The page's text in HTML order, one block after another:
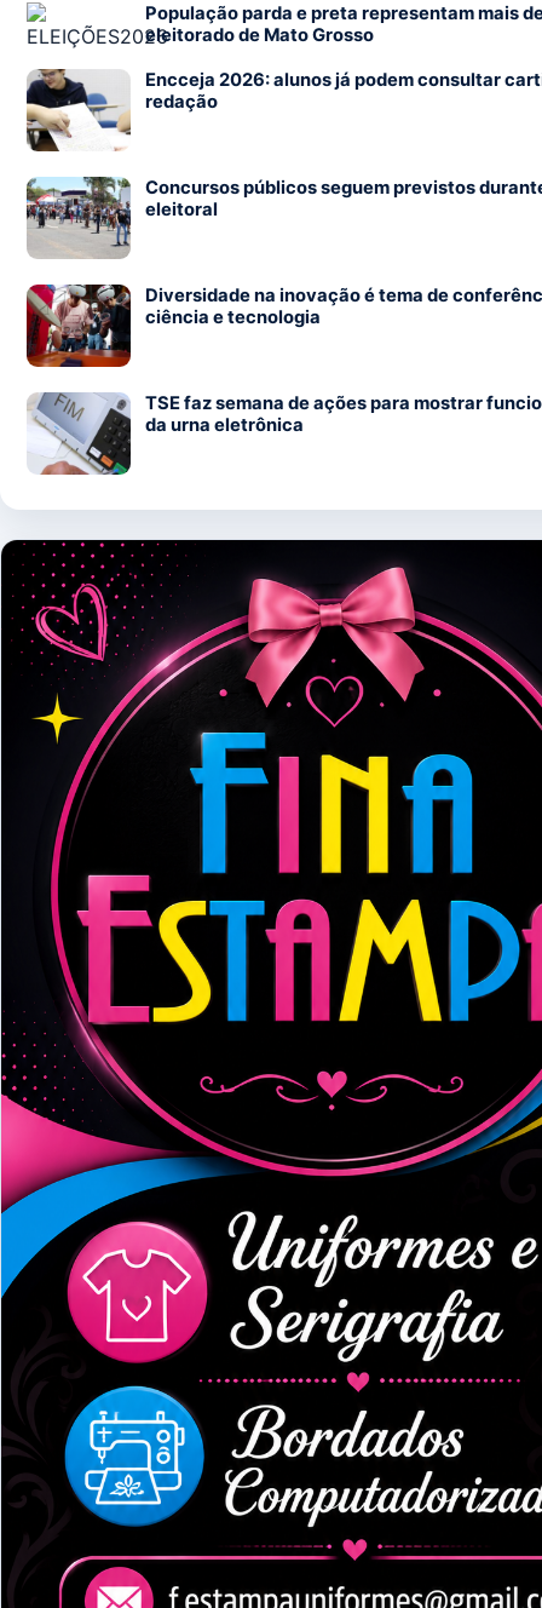
População parda e preta representam mais
eleitorado de Mato Grosso
Encceja 2026: alunos já podem consultar
redação
Concursos públicos seguem previstos
eleitoral
Diversidade na inovação é tema de
ciência e tecnologia
TSE faz semana de ações para mostrar
da urna eletrônica